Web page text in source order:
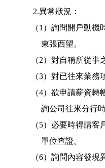
                2.異常狀況：
（1）詢問開
                    東張西望。
（2）對自稱所
（3）對已往來
（4）欲申請
詢公司往
（5）必要時
                    單位查證。
（6）詢問內